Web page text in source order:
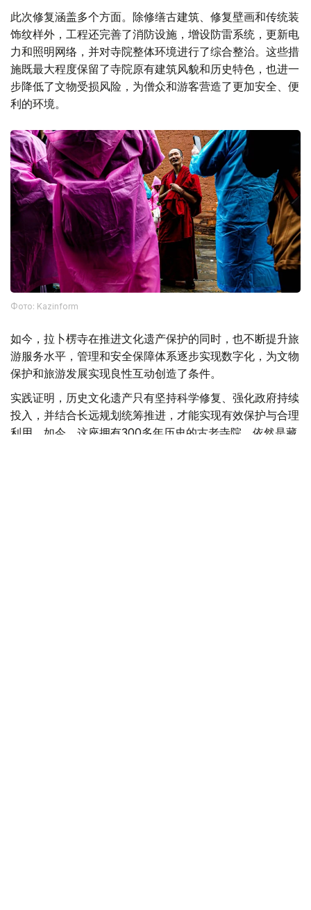
此次修复涵盖多个方面。除修缮古建筑、修复壁画和传统装
饰纹样外，工程还完善了消防设施，增设防雷系统，更新电
力和照明网络，并对寺院整体环境进行了综合整治。这些措
施既最大程度保留了寺院原有建筑风貌和历史特色，也进一
步降低了文物受损风险，为僧众和游客营造了更加安全、便
利的环境。
Фото: Kazinform
如今，拉卜楞寺在推进文化遗产保护的同时，也不断提升旅
游服务水平，管理和安全保障体系逐步实现数字化，为文物
保护和旅游发展实现良性互动创造了条件。
实践证明，历史文化遗产只有坚持科学修复、强化政府持续
投入，并结合长远规划统筹推进，才能实现有效保护与合理
利用。如今，这座拥有300多年历史的古老寺院，依然是藏